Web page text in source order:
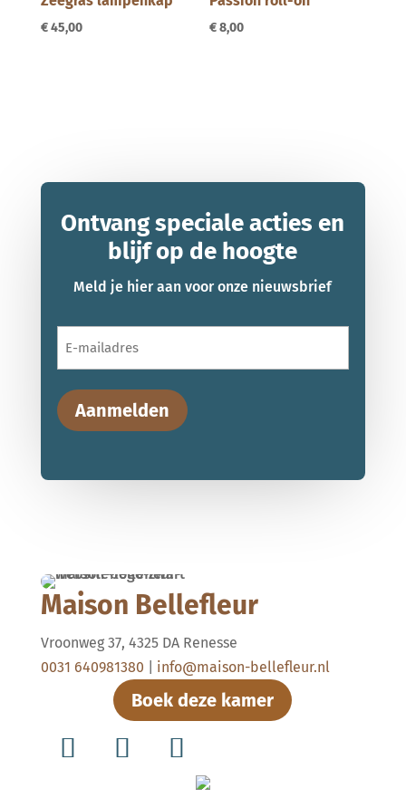
€45,00 €8,00
Ontvang speciale acties en
blijf op de hoogte
Meld je hier aan voor onze nieuwsbrief
Aanmelden
Maison Bellefleur
Vroonweg 37, 4325 DA Renesse
0031 640981380
info@maison-bellefleur.nl
Boek deze kamer